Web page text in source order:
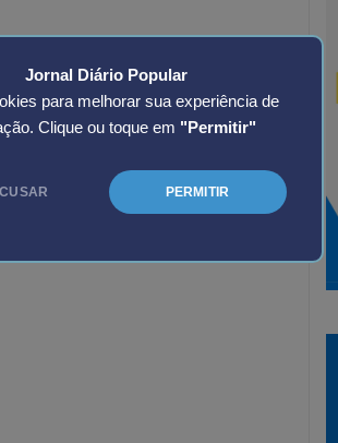
Jornal Diário Popular
para melhorar sua experiência de
Clique ou toque em "Permitir"
PERMITIR